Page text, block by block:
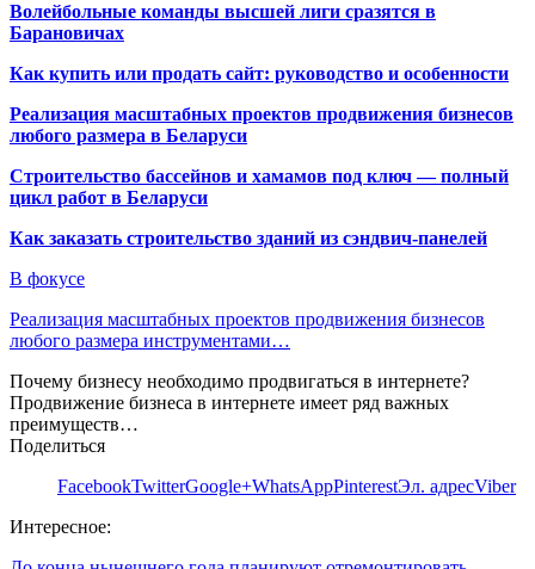
Волейбольные команды высшей лиги сразятся в
Барановичах
Как купить или продать сайт: руководство и особенности
Реализация масштабных проектов продвижения бизнесов
любого размера в Беларуси
Строительство бассейнов и хамамов под ключ — полный
цикл работ в Беларуси
Как заказать строительство зданий из сэндвич-панелей
В фокусе
Реализация масштабных проектов продвижения бизнесов
любого размера инструментами…
Почему бизнесу необходимо продвигаться в интернете?
Продвижение бизнеса в интернете имеет ряд важных
преимуществ…
Поделиться
FacebookTwitterGoogle+WhatsAppPinterestЭл. адресViber
Интересное: